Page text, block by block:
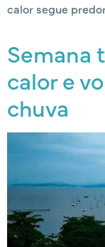
calor segue
Semana
calor e
chuva